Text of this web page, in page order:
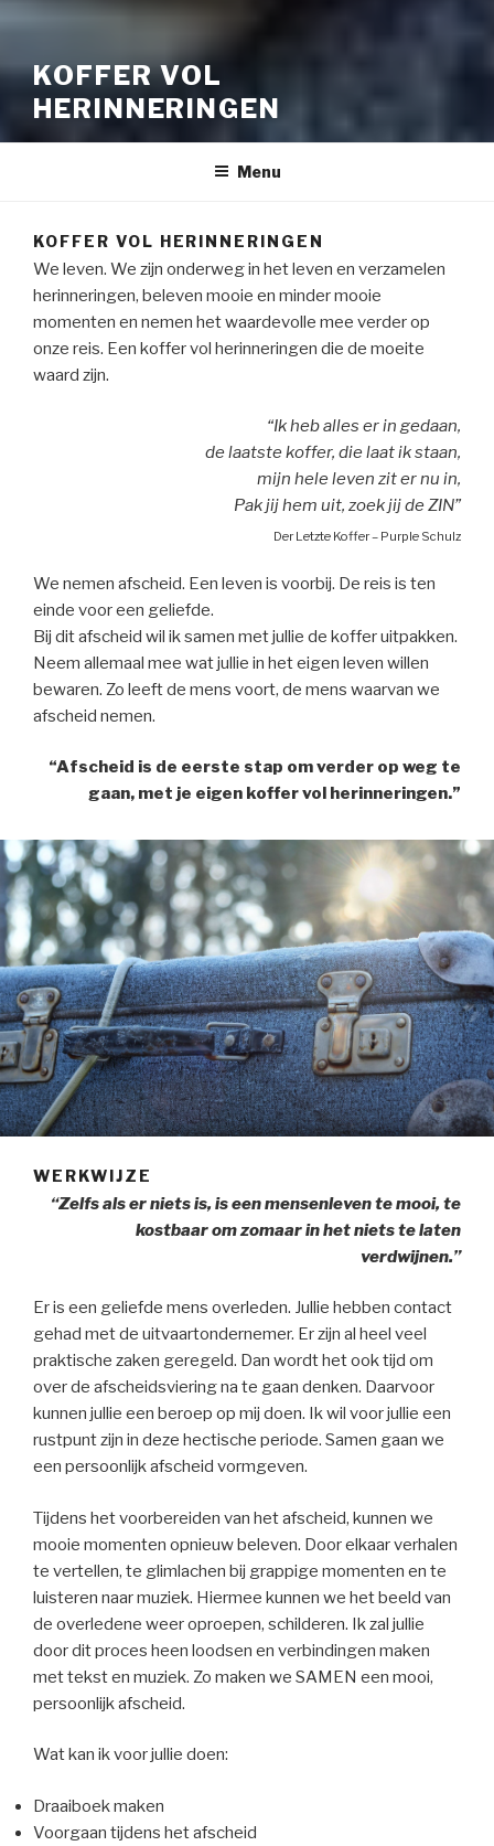
KOFFER VOL
HERINNERINGEN
Menu
KOFFER VOL HERINNERINGEN
We leven. We zijn onderweg in het leven en verzamelen
herinneringen, beleven mooie en minder mooie
momenten en nemen het waardevolle mee verder op
onze reis. Een koffer vol herinneringen die de moeite
waard zijn.
“Ik heb alles er in gedaan,
de laatste koffer, die laat ik staan,
mijn hele leven zit er nu in,
Pak jij hem uit, zoek jij de ZIN”
Der Letzte Koffer – Purple Schulz
We nemen afscheid. Een leven is voorbij. De reis is ten
einde voor een geliefde.
Bij dit afscheid wil ik samen met jullie de koffer uitpakken.
Neem allemaal mee wat jullie in het eigen leven willen
bewaren. Zo leeft de mens voort, de mens waarvan we
afscheid nemen.
“Afscheid is de eerste stap om verder op weg te
gaan, met je eigen koffer vol herinneringen.”
WERKWIJZE
“Zelfs als er niets is, is een mensenleven te mooi, te
kostbaar om zomaar in het niets te laten
verdwijnen.”
Er is een geliefde mens overleden. Jullie hebben contact
gehad met de uitvaartondernemer. Er zijn al heel veel
praktische zaken geregeld. Dan wordt het ook tijd om
over de afscheidsviering na te gaan denken. Daarvoor
kunnen jullie een beroep op mij doen. Ik wil voor jullie een
rustpunt zijn in deze hectische periode. Samen gaan we
een persoonlijk afscheid vormgeven.
Tijdens het voorbereiden van het afscheid, kunnen we
mooie momenten opnieuw beleven. Door elkaar verhalen
te vertellen, te glimlachen bij grappige momenten en te
luisteren naar muziek. Hiermee kunnen we het beeld van
de overledene weer oproepen, schilderen. Ik zal jullie
door dit proces heen loodsen en verbindingen maken
met tekst en muziek. Zo maken we SAMEN een mooi,
persoonlijk afscheid.
Wat kan ik voor jullie doen:
Draaiboek maken
Voorgaan tijdens het afscheid